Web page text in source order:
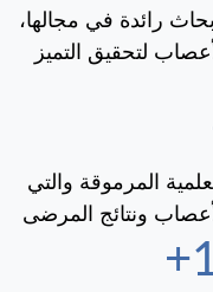
رائدة في مجالها،
لتحقيق التميز
المرموقة والتي
ونتائج المرضى